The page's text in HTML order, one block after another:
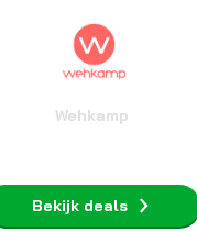
Wehkamp
Bekijk deals